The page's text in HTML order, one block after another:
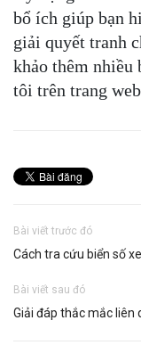
bổ ích giúp bạn
giải quyết tranh
khảo thêm nhiều
tôi trên trang
Bài viết trước đó
Cách tra cứu biển số
Bài viết sau đó
Giải đáp thắc mắc liên